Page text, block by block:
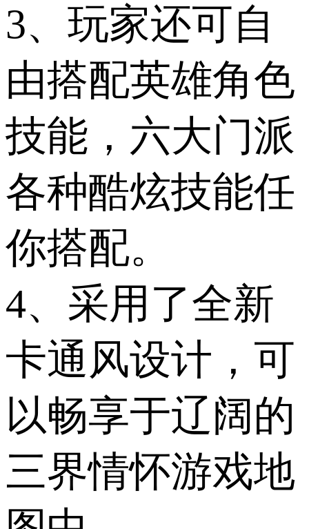
3、玩家还可自
由搭配英雄角色
技能，六大门派
各种酷炫技能任
你搭配。
4、采用了全新
卡通风设计，可
以畅享于辽阔的
三界情怀游戏地